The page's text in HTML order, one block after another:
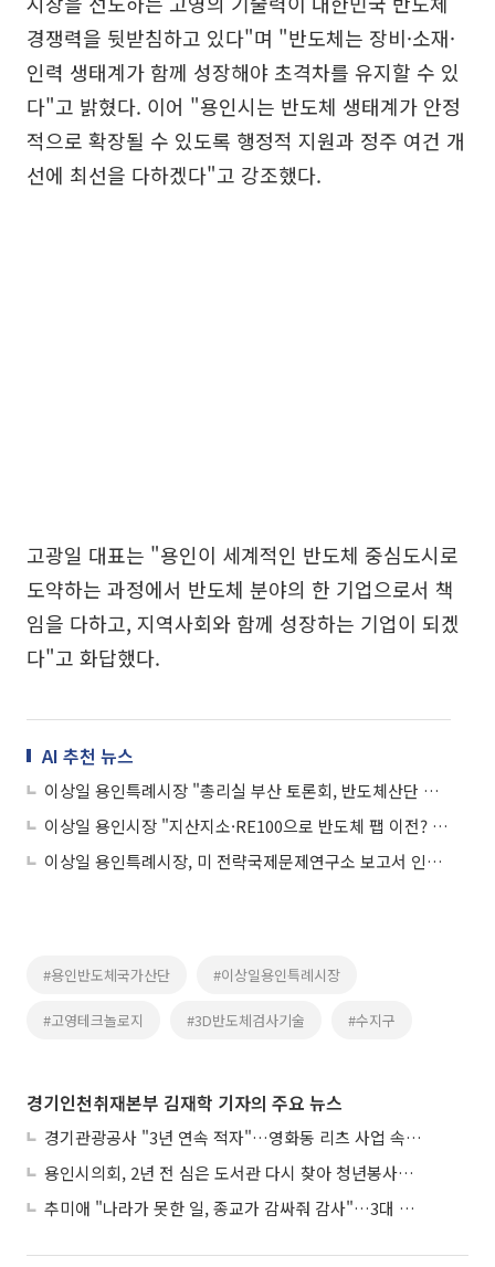
경쟁력을 뒷받침하고 있다"며 "반도체는 장비·소재·
인력 생태계가 함께 성장해야 초격차를 유지할 수 있
다"고 밝혔다. 이어 "용인시는 반도체 생태계가 안정
적으로 확장될 수 있도록 행정적 지원과 정주 여건 개
선에 최선을 다하겠다"고 강조했다.
고광일 대표는 "용인이 세계적인 반도체 중심도시로
도약하는 과정에서 반도체 분야의 한 기업으로서 책
임을 다하고, 지역사회와 함께 성장하는 기업이 되겠
다"고 화답했다.
AI 추천 뉴스
이상일 용인특례시장 "총리실 부산 토론회, 반도체산단 흔들기용 여론몰이"
이상일 용인시장 "지산지소·RE100으로 반도체 팹 이전? 산업 본질 모르는 1차원 주장"
이상일 용인특례시장, 미 전략국제문제연구소 보고서 인용 “반도체 클러스터 생산라인 이전 주장 국익에 해(害)” 지적
#용인반도체국가산단 #이상일용인특례시장
#고영테크놀로지 #3D반도체검사기술 #수지구
경기인천취재본부 김재학 기자의 주요 뉴스
경기관광공사 "3년 연속 적자"…영화동 리츠 사업 속도 놓고 수원시와 이견
용인시의회, 2년 전 심은 도서관 다시 찾아 청년봉사단 약속까지
추미애 "나라가 못한 일, 종교가 감싸줘 감사"…3대 종단과 첫 만남